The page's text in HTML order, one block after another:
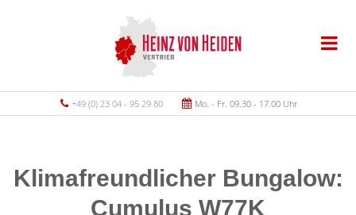
+49 (0) 23 04 - 95 29 80 Mo. - Fr. 09.30 - 17.00 Uhr
Klimafreundlicher Bungalow:
Cumulus W77K